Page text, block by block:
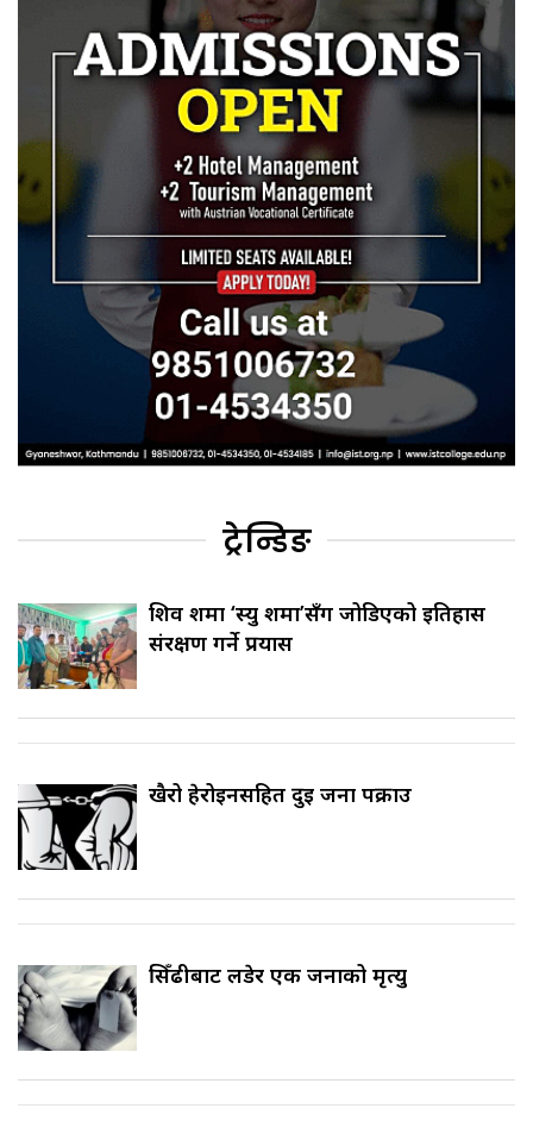
ट्रेन्डिङ
शिव शर्मा ‘स्यु शर्मा’सँग जोडिएको इतिहास
संरक्षण गर्ने प्रयास
खैरो हेरोइनसहित दुई जना पक्राउ
सिँढीबाट लडेर एक जनाको मृत्यु